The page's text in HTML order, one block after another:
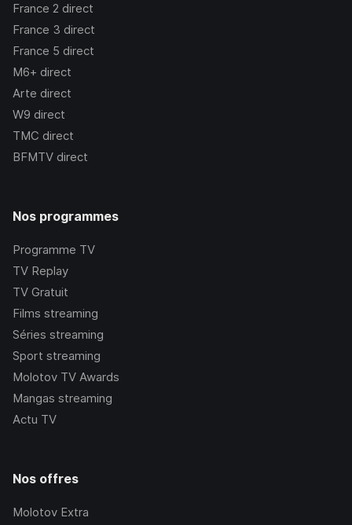
France 2 direct
France 3 direct
France 5 direct
M6+ direct
Arte direct
W9 direct
TMC direct
BFMTV direct
Nos programmes
Programme TV
TV Replay
TV Gratuit
Films streaming
Séries streaming
Sport streaming
Molotov TV Awards
Mangas streaming
Actu TV
Nos offres
Molotov Extra